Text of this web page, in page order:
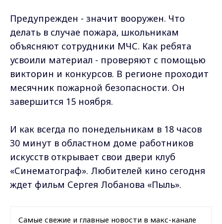
Предупрежден - значит вооружен. Что
делать в случае пожара, школьникам
объясняют сотрудники МЧС. Как ребята
усвоили материал - проверяют с помощью
викторин и конкурсов. В регионе проходит
месячник пожарной безопасности. Он
завершится 15 ноября.
И как всегда по понедельникам в 18 часов
30 минут в областном доме работников
искусств открывает свои двери клуб
«Синематограф». Любителей кино сегодня
ждет фильм Сергея Лобанова «Пыль».
Самые свежие и главные новости в макс-канале